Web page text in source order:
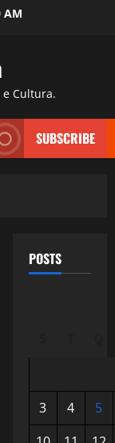
AM
e Cultura.
SUBSCRIBE
POSTS
3 4
5